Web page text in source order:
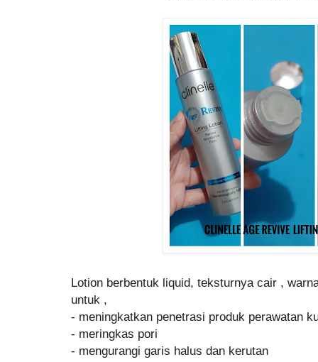
Lotion berbentuk liquid, teksturnya cair ,
untuk ,
- meningkatkan penetrasi produk perawatan
- meringkas pori
- mengurangi garis halus dan kerutan